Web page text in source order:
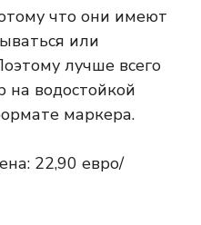
что они имеют
или
лучше всего
на водостойкой
маркера.
22,90 евро/